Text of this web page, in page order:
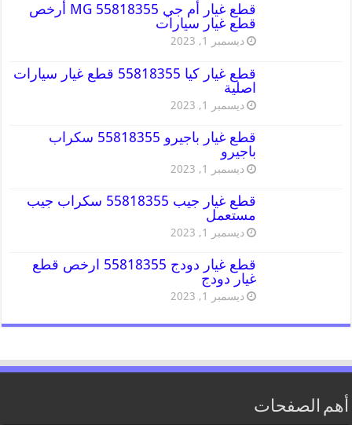
قطع غيار أم جي MG 55818355 أرخص
قطع غيار سيارات
ديسمبر 1, 2023
قطع غيار كيا 55818355 قطع غيار سيارات
اصلية
ديسمبر 1, 2023
قطع غيار باجيرو 55818355 سكراب
باجيرو
ديسمبر 1, 2023
قطع غيار جيب 55818355 سكراب جيب
مستعمل
ديسمبر 1, 2023
قطع غيار دودج 55818355 ارخص قطع
غيار دودج
ديسمبر 1, 2023
أهم الصفحات